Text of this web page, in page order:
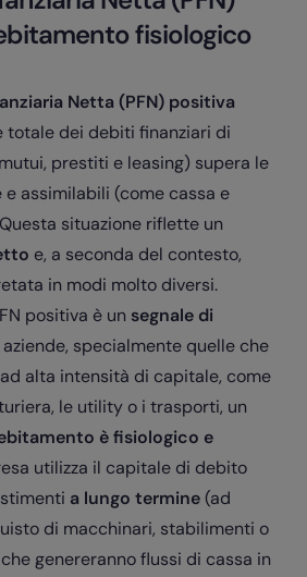
fisiologico
Netta (PFN) positiva
totale dei debiti finanziari di
prestiti e leasing) supera le
assimilabili (come cassa e
situazione riflette un
e, a seconda del contesto,
in modi molto diversi.
positiva è un segnale di
aziende, specialmente quelle che
alta intensità di capitale, come
le utility o i trasporti, un
è fisiologico e
utilizza il capitale di debito
a lungo termine (ad
di macchinari, stabilimenti o
genereranno flussi di cassa in